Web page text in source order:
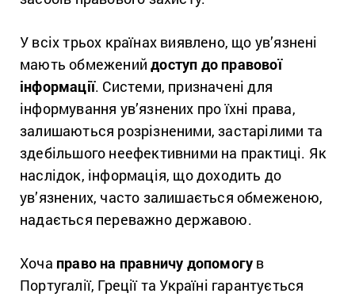
У всіх трьох країнах виявлено, що ув’язнені
мають обмеженийдоступ до правової
інформації. Системи, призначені для
інформування ув’язнених про їхні права,
залишаються розрізненими, застарілими та
здебільшого неефективними на практиці. Як
наслідок, інформація, що доходить до
ув’язнених, часто залишається обмеженою,
надається переважно державою.
Хоча право на правничу допомогу в
Португалії, Греції та Україні гарантується